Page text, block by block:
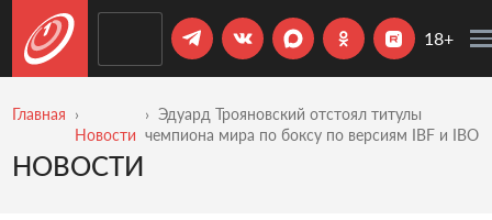
18+
Главная
Новости
Эдуард Трояновский отстоял титулы
чемпиона мира по боксу по версиям IBF и IBO
НОВОСТИ